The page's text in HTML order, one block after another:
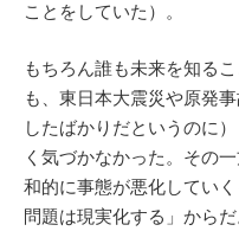
ことをしていた）。
もちろん誰も未来を知る
も、東日本大震災や原発
したばかりだというのに
く気づかなかった。その
和的に事態が悪化してい
問題は現実化する」からだ